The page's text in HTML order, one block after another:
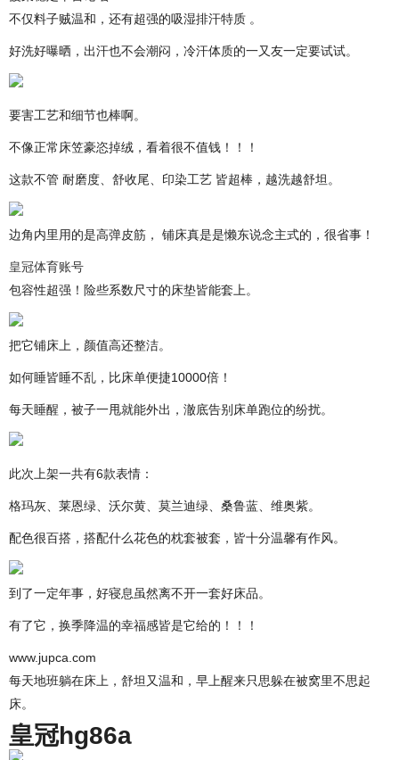
不仅料子贼温和，还有超强的吸湿排汗特质 。
好洗好曝晒，出汗也不会潮闷，冷汗体质的一又友一定要试试。
要害工艺和细节也棒啊。
不像正常床笠豪恣掉绒，看着很不值钱！！！
这款不管 耐磨度、舒收尾、印染工艺 皆超棒，越洗越舒坦。
边角内里用的是高弹皮筋， 铺床真是是懒东说念主式的，很省事！
皇冠体育账号
包容性超强！险些系数尺寸的床垫皆能套上。
把它铺床上，颜值高还整洁。
如何睡皆睡不乱，比床单便捷10000倍！
每天睡醒，被子一甩就能外出，澈底告别床单跑位的纷扰。
此次上架一共有6款表情：
格玛灰、莱恩绿、沃尔黄、莫兰迪绿、桑鲁蓝、维奥紫。
配色很百搭，搭配什么花色的枕套被套，皆十分温馨有作风。
到了一定年事，好寝息虽然离不开一套好床品。
有了它，换季降温的幸福感皆是它给的！！！
www.jupca.com
每天地班躺在床上，舒坦又温和，早上醒来只思躲在被窝里不思起
床。
皇冠hg86a